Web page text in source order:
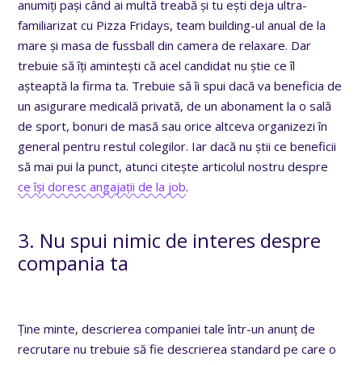
anumiți pași când ai multă treabă și tu ești deja ultra-
familiarizat cu Pizza Fridays, team building-ul anual de la
mare și masa de fussball din camera de relaxare. Dar
trebuie să îți amintești că acel candidat nu știe ce îl
așteaptă la firma ta. Trebuie să îi spui dacă va beneficia de
un asigurare medicală privată, de un abonament la o sală
de sport, bonuri de masă sau orice altceva organizezi în
general pentru restul colegilor. Iar dacă nu știi ce beneficii
să mai pui la punct, atunci citește articolul nostru despre
ce își doresc angajații de la job.
3. Nu spui nimic de interes despre
compania ta
Ține minte, descrierea companiei tale într-un anunț de
recrutare nu trebuie să fie descrierea standard pe care o